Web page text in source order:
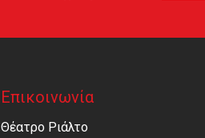
Επικοινωνία
Θέατρο Ριάλτο